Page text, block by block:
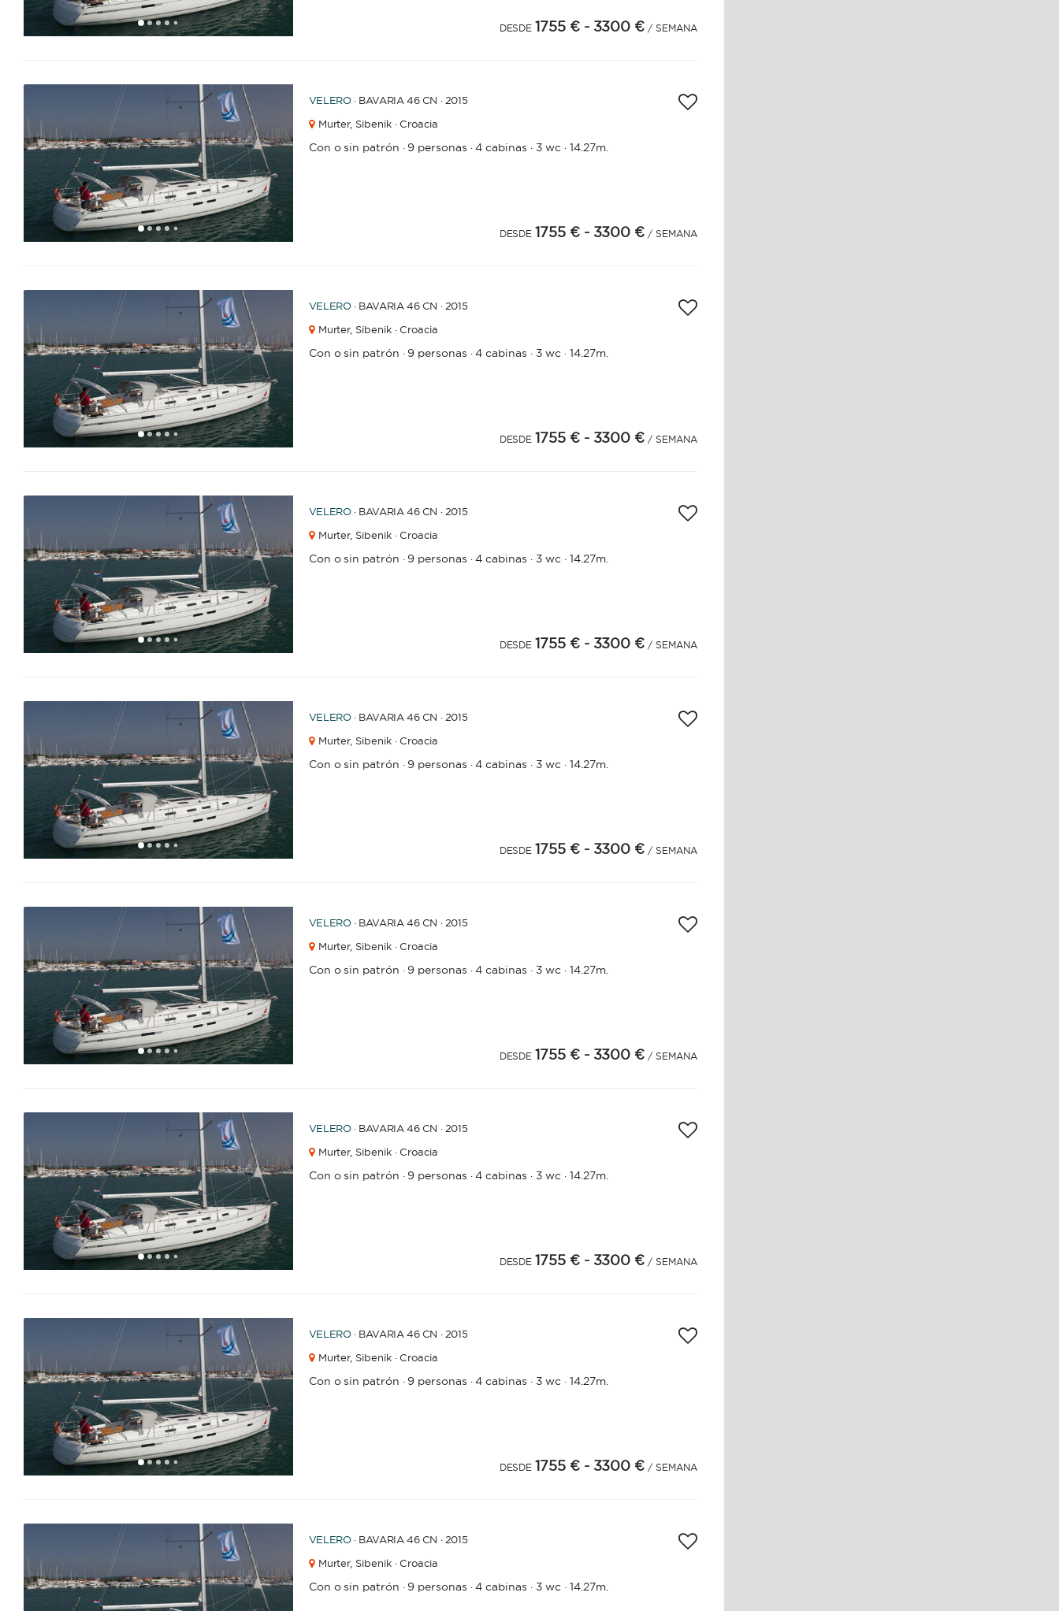
1234 5 6789101112131415 16 DESDE 1755 € - 3300 € / SEMANA
1234 5 6789101112131415 1617
VELERO · BAVARIA 46 CN · 2015
Murter, Sibenik · Croacia
Con o sin patrón · 9 personas ·4 cabinas · 3 wc ·14.27m.
DESDE 1755 € - 3300 € / SEMANA
1234 5 6789101112131415 1617
VELERO · BAVARIA 46 CN · 2015
Murter, Sibenik · Croacia
Con o sin patrón · 9 personas ·4 cabinas · 3 wc ·14.27m.
DESDE 1755 € - 3300 € / SEMANA
1234 5 6789101112131415 1617
VELERO · BAVARIA 46 CN · 2015
Murter, Sibenik · Croacia
Con o sin patrón · 9 personas ·4 cabinas · 3 wc ·14.27m.
DESDE 1755 € - 3300 € / SEMANA
1234 5 6789101112131415 1617
VELERO · BAVARIA 46 CN · 2015
Murter, Sibenik · Croacia
Con o sin patrón · 9 personas ·4 cabinas · 3 wc ·14.27m.
DESDE 1755 € - 3300 € / SEMANA
1234 5 6789101112131415 1617
VELERO · BAVARIA 46 CN · 2015
Murter, Sibenik · Croacia
Con o sin patrón · 9 personas ·4 cabinas · 3 wc ·14.27m.
DESDE 1755 € - 3300 € / SEMANA
1234 5 6789101112131415 1617
VELERO · BAVARIA 46 CN · 2015
Murter, Sibenik · Croacia
Con o sin patrón · 9 personas ·4 cabinas · 3 wc ·14.27m.
DESDE 1755 € - 3300 € / SEMANA
1234 5 6789101112131415 1617
VELERO · BAVARIA 46 CN · 2015
Murter, Sibenik · Croacia
Con o sin patrón · 9 personas ·4 cabinas · 3 wc ·14.27m.
DESDE 1755 € - 3300 € / SEMANA
VELERO · BAVARIA 46 CN · 2015
Murter, Sibenik · Croacia
Con o sin patrón · 9 personas ·4 cabinas · 3 wc ·14.27m.